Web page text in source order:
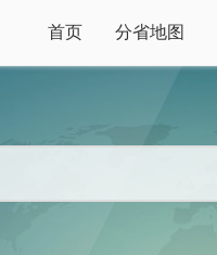
首页 分省地图